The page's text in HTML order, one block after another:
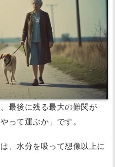
最後に残る最大の難関が
って運ぶか」です。
、水分を吸って想像以上に